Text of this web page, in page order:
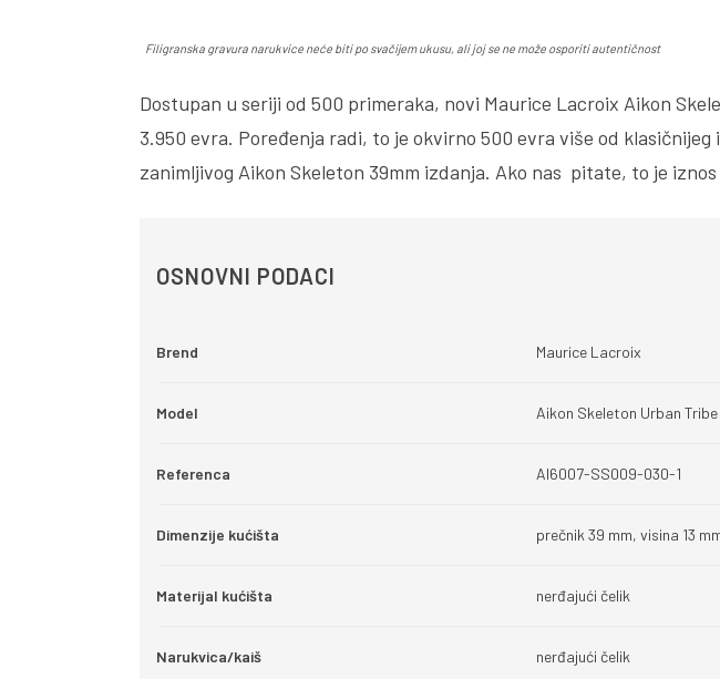
Filigranska gravura narukvice neće biti po svačijem ukusu, ali joj se ne može osporiti autentičnost
Dostupan u seriji od 500 primeraka, novi Maurice Lacroix Aikon
3.950 evra. Poređenja radi, to je okvirno 500 evra više od
zanimljivog Aikon Skeleton 39mm izdanja. Ako nas pitate, to je
OSNOVNI PODACI
Brend Maurice Lacroix
Model Aikon Skeleton Urban Tribe
Referenca AI6007-SS009-030-1
Dimenzije kućišta prečnik 39 mm, visina 13
Materijal kućišta nerđajući čelik
Narukvica/kaiš nerđajući čelik